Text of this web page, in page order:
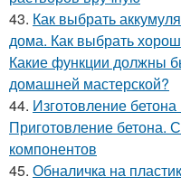
43. Как выбрать
дома. Как выбрать
Какие функции должны
домашней мастерской?
44. Изготовление
Приготовление бетона.
компонентов
45. Обналичка на